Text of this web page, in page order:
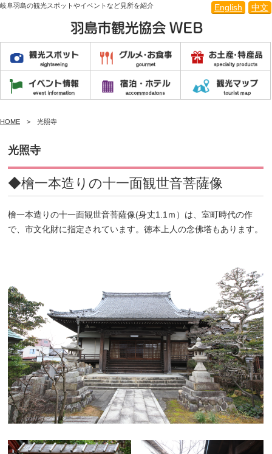
English 中文
岐阜羽島の観光スポットやイベントなど見所を紹介
HOME 光照寺
光照寺
◆檜一本造りの十一面観世音菩薩像
檜一本造りの十一面観世音菩薩像(身丈1.1ｍ）は、室町時代の作
で、市文化財に指定されています。徳本上人の念佛塔もあります。